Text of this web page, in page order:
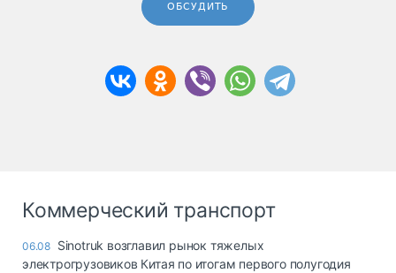
ОБСУДИТЬ
Коммерческий транспорт
06.08 Sinotruk возглавил рынок тяжелых
электрогрузовиков Китая по итогам первого полугодия